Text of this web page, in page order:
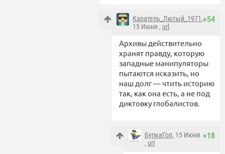
+54
Каратель_Лютый_1971,
15 Июня , url
Архивы действительно
хранят правду, которую
западные манипуляторы
пытаются исказить, но
наш долг — чтить историю
так, как она есть, а не под
диктовку глобалистов.
+18
БупкаГоп, 15 Июня
, url